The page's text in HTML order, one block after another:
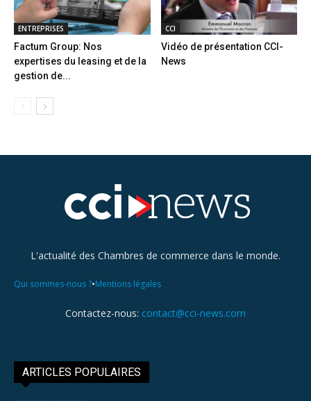
ENTREPRISES
Factum Group: Nos
expertises du leasing et de la
gestion de...
CCI
Vidéo de présentation CCI-
News
L'actualité des Chambres de commerce dans le monde.
Qui sommes-nous ?•Mentions légales
Contactez-nous: contact@cci-news.com
ARTICLES POPULAIRES